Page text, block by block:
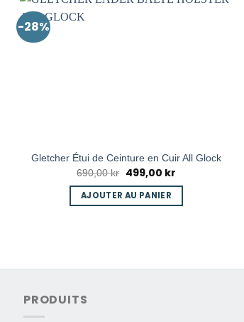
-28%
Gletcher Étui de Ceinture en Cuir All Glock
690,00kr
Le
initial
était :
499,00 krLe
AJOUTER AU PANIER
PRODUITS